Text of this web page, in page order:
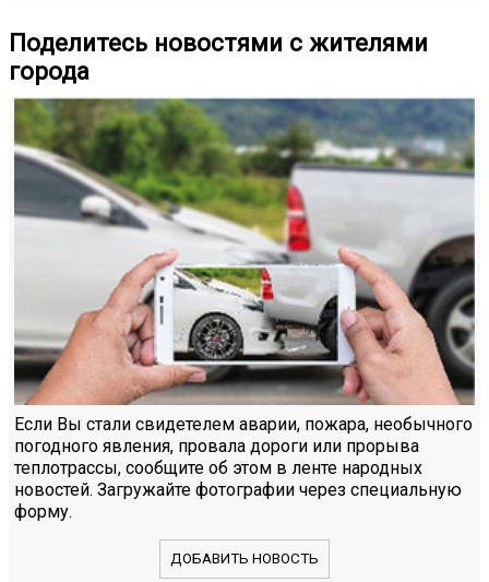
Поделитесь новостями с жителями
города
Если Вы стали свидетелем аварии, пожара, необычного
погодного явления, провала дороги или прорыва
теплотрассы, сообщите об этом в ленте народных
новостей. Загружайте фотографии через специальную
форму.
ДОБАВИТЬ НОВОСТЬ